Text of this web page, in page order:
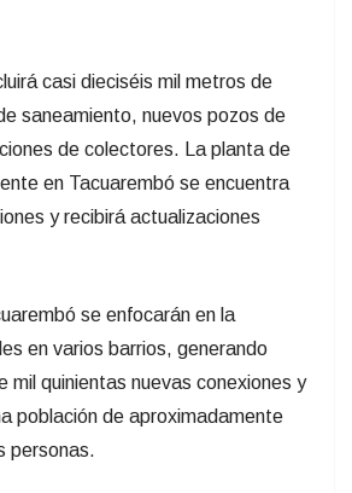
casi dieciséis mil metros de
saneamiento, nuevos pozos de
de colectores. La planta de
en Tacuarembó se encuentra
y recibirá actualizaciones
se enfocarán en la
en varios barrios, generando
mil quinientas nuevas conexiones y
población de aproximadamente
personas.